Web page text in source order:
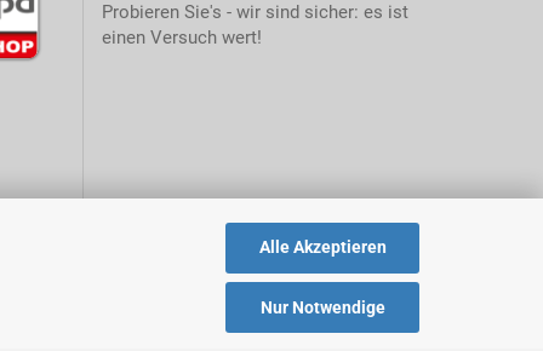
Alle Akzeptieren
Nur Notwendige
Probieren Sie's - wir sind sicher: es ist
einen Versuch wert!